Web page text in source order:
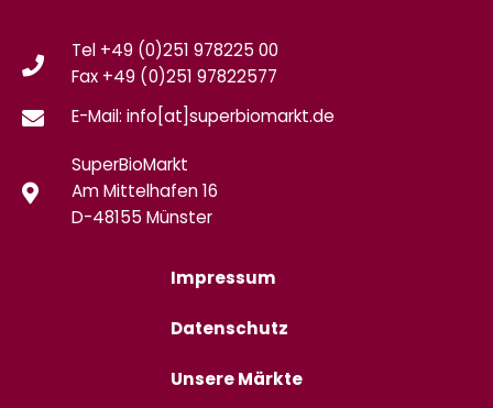
Tel +49 (0)251 978225 00
Fax +49 (0)251 97822577
E-Mail: info[at]superbiomarkt.de
SuperBioMarkt
Am Mittelhafen 16
D-48155 Münster
Impressum
Datenschutz
Unsere Märkte